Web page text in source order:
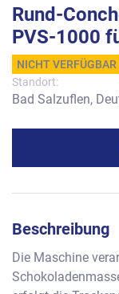
Rund-
PVS-1000
NICHT VERFÜGBAR
Standort:
Bad Salzuflen,
Beschreibung
Die Maschine